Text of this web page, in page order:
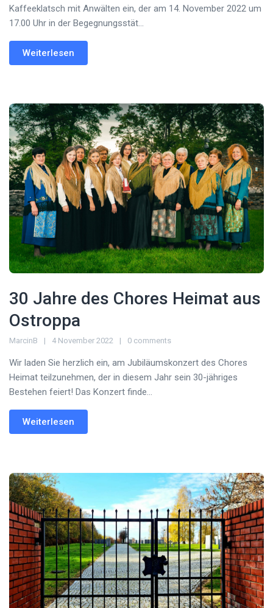
Kaffeeklatsch mit Anwälten ein, der am 14. November 2022 um
17.00 Uhr in der Begegnungsstät...
Weiterlesen
30 Jahre des Chores Heimat aus
Ostroppa
MarcinB 4 November 2022 0 comments
Wir laden Sie herzlich ein, am Jubiläumskonzert des Chores
Heimat teilzunehmen, der in diesem Jahr sein 30-jähriges
Bestehen feiert! Das Konzert finde...
Weiterlesen